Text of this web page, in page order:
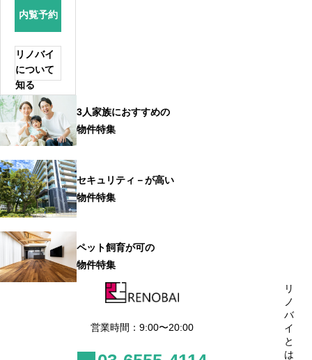
内覧予約
リノバイ
について
知る
3人家族におすすめの
物件特集
セキュリティ－が高い
物件特集
ペット飼育が可の
物件特集
営業時間：9:00〜20:00
リ
ノ
バ
イ
と
は